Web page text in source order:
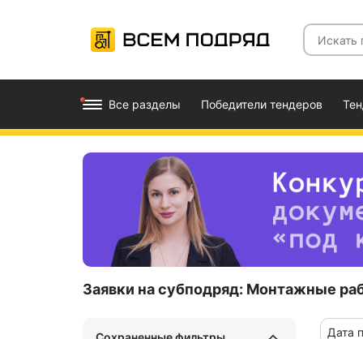
Все разделы Победители тендеров
Заявки на субподряд: Монтажные
Дата